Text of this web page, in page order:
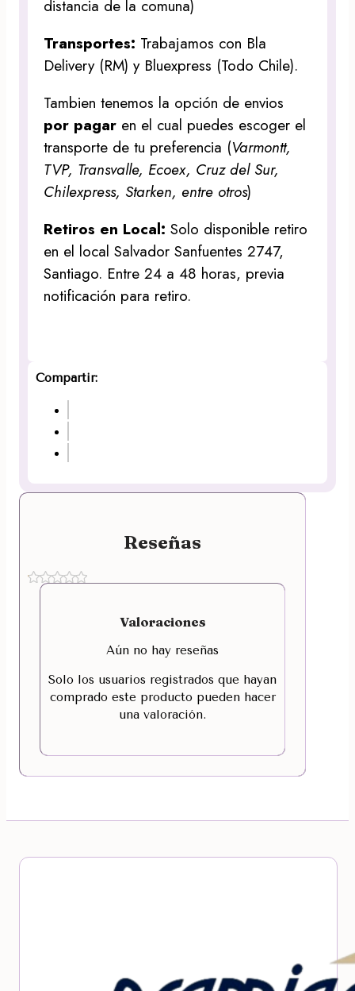
distancia de la comuna)
Transportes: Trabajamos con Bla
Delivery (RM) y Bluexpress (Todo Chile).
Tambien tenemos la opción de envios
por pagar en el cual puedes escoger el
transporte de tu preferencia (Varmontt,
TVP, Transvalle, Ecoex, Cruz del Sur,
Chilexpress, Starken, entre otros)
Retiros en Local:Solo disponible retiro
en el local Salvador Sanfuentes 2747,
Santiago. Entre 24 a 48 horas, previa
notificación para retiro.
Compartir:
Reseñas
Valoraciones
Aún no hay reseñas
Solo los usuarios registrados que hayan
comprado este producto pueden hacer
una valoración.